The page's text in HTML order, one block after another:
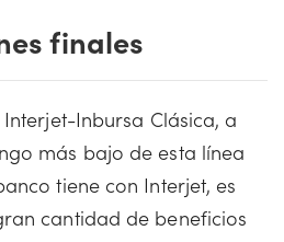
finales
Inbursa Clásica, a
más bajo de esta línea
tiene con Interjet, es
cantidad de beneficios